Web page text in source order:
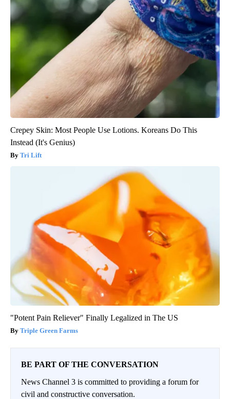
Crepey Skin: Most People Use Lotions. Koreans Do This
Instead (It's Genius)
Tri Lift
"Potent Pain Reliever" Finally Legalized in The US
Triple Green Farms
BE PART OF THE CONVERSATION
News Channel 3 is committed to providing a forum for
civil and constructive conversation.